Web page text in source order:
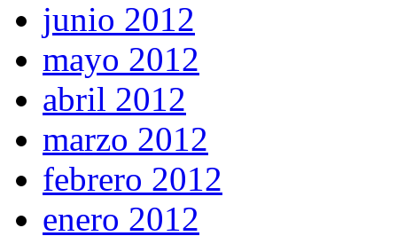
junio 2012
mayo 2012
abril 2012
marzo 2012
febrero 2012
enero 2012